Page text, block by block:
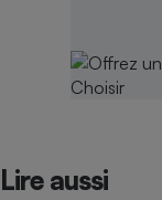
Lire aussi